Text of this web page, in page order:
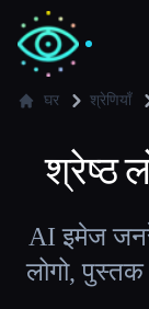
✍️लेखक
💻डेवलपर्स
घर श्रेणियाँ
श्रेष्ठ
AI इमेज
लोगो,